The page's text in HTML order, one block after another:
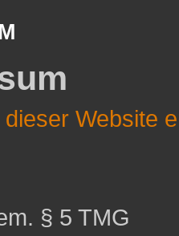
Website
§ 5 TMG